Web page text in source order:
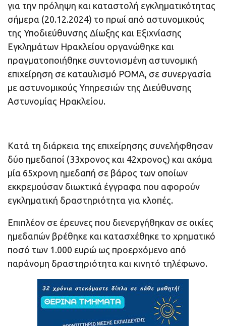
για την πρόληψη και καταστολή εγκληματικότητας
σήμερα (20.12.2024) το πρωί από αστυνομικούς
της Υποδιεύθυνσης Δίωξης και Εξιχνίασης
Εγκλημάτων Ηρακλείου οργανώθηκε και
πραγματοποιήθηκε συντονισμένη αστυνομική
επιχείρηση σε καταυλισμό ΡΟΜΑ, σε συνεργασία
με αστυνομικούς Υπηρεσιών της Διεύθυνσης
Αστυνομίας Ηρακλείου.
Κατά τη διάρκεια της επιχείρησης συνελήφθησαν
δύο ημεδαποί (33χρονος και 42χρονος) και ακόμα
μία 65χρονη ημεδαπή σε βάρος των οποίων
εκκρεμούσαν διωκτικά έγγραφα που αφορούν
εγκληματική δραστηριότητα για κλοπές.
Επιπλέον σε έρευνες που διενεργήθηκαν σε οικίες
ημεδαπών βρέθηκε και κατασχέθηκε το χρηματικό
ποσό των 1.000 ευρώ ως προερχόμενο από
παράνομη δραστηριότητα και κινητό τηλέφωνο.